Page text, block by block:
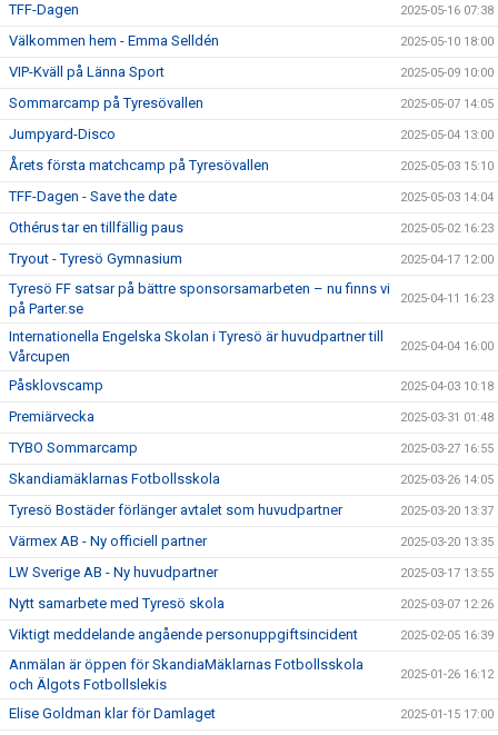
TFF-Dagen 2025-05-16 07:38
Välkommen hem - Emma Selldén 2025-05-10 18:00
VIP-Kväll på Länna Sport 2025-05-09 10:00
Sommarcamp på Tyresövallen 2025-05-07 14:05
Jumpyard-Disco 2025-05-04 13:00
Årets första matchcamp på Tyresövallen 2025-05-03 15:10
TFF-Dagen - Save the date 2025-05-03 14:04
Othérus tar en tillfällig paus 2025-05-02 16:23
Tryout - Tyresö Gymnasium 2025-04-17 12:00
Tyresö FF satsar på bättre sponsorsamarbeten – nu finns vi
på Parter.se
2025-04-11 16:23
Internationella Engelska Skolan i Tyresö är huvudpartner till
Vårcupen
2025-04-04 16:00
Påsklovscamp 2025-04-03 10:18
Premiärvecka 2025-03-31 01:48
TYBO Sommarcamp 2025-03-27 16:55
Skandiamäklarnas Fotbollsskola 2025-03-26 14:05
Tyresö Bostäder förlänger avtalet som huvudpartner 2025-03-20 13:37
Värmex AB - Ny officiell partner 2025-03-20 13:35
LW Sverige AB - Ny huvudpartner 2025-03-17 13:55
Nytt samarbete med Tyresö skola 2025-03-07 12:26
Viktigt meddelande angående personuppgiftsincident 2025-02-05 16:39
Anmälan är öppen för SkandiaMäklarnas Fotbollsskola
och Älgots Fotbollslekis
2025-01-26 16:12
Elise Goldman klar för Damlaget 2025-01-15 17:00